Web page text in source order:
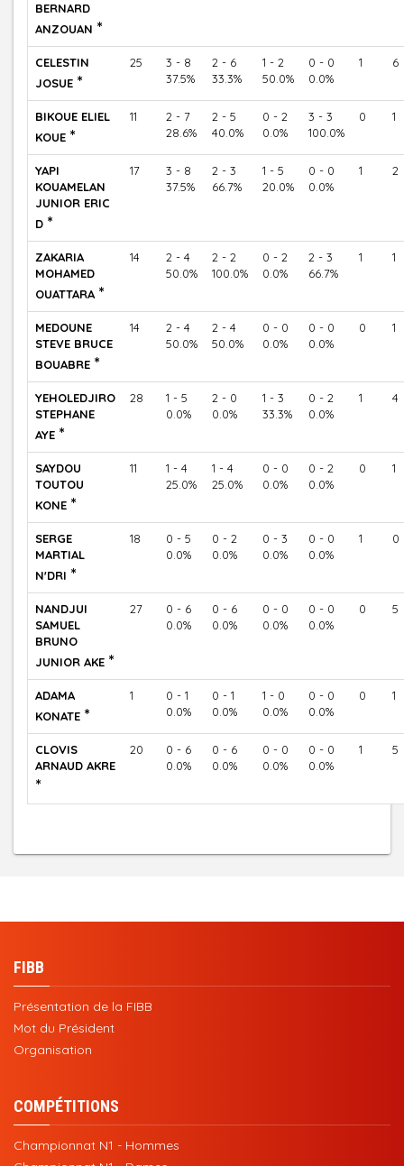
BERNARD
ANZOUAN *
CELESTIN
JOSUE *
25
3 - 8
37.5%
2 - 6
33.3%
1 - 2
50.0%
0 - 0
0.0%
1 6
BIKOUE ELIEL
KOUE *
11
2 - 7
28.6%
2 - 5
40.0%
0 - 2
0.0%
3 - 3
100.0%
0 1
YAPI
KOUAMELAN
JUNIOR ERIC
D *
17
3 - 8
37.5%
2 - 3
66.7%
1 - 5
20.0%
0 - 0
0.0%
1 2
ZAKARIA
MOHAMED
OUATTARA *
14
2 - 4
50.0%
2 - 2
100.0%
0 - 2
0.0%
2 - 3
66.7%
1 1
MEDOUNE
STEVE BRUCE
BOUABRE *
14
2 - 4
50.0%
2 - 4
50.0%
0 - 0
0.0%
0 - 0
0.0%
0 1
YEHOLEDJIRO
STEPHANE
AYE *
28
1 - 5
0.0%
2 - 0
0.0%
1 - 3
33.3%
0 - 2
0.0%
1 4
SAYDOU
TOUTOU
KONE *
11
1 - 4
25.0%
1 - 4
25.0%
0 - 0
0.0%
0 - 2
0.0%
0 1
SERGE
MARTIAL
N'DRI *
18
0 - 5
0.0%
0 - 2
0.0%
0 - 3
0.0%
0 - 0
0.0%
1 0
NANDJUI
SAMUEL
BRUNO
JUNIOR AKE *
27
0 - 6
0.0%
0 - 6
0.0%
0 - 0
0.0%
0 - 0
0.0%
0 5
ADAMA
KONATE *
1
0 - 1
0.0%
0 - 1
0.0%
1 - 0
0.0%
0 - 0
0.0%
0 1
CLOVIS
ARNAUD AKRE
*
20
0 - 6
0.0%
0 - 6
0.0%
0 - 0
0.0%
0 - 0
0.0%
1 5
FIBB
Présentation de la FIBB
Mot du Président
Organisation
COMPÉTITIONS
Championnat N1 - Hommes